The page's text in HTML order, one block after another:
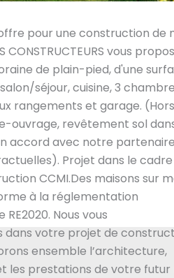
pour une construction de
CONSTRUCTEURS vous
de plain-pied, d'une
séjour, cuisine, 3
rangements et garage.
ouvrage, revêtement sol
accord avec notre
Projet dans le cadre
CCMI.Des maisons sur
à la réglementation
Nous vous
dans votre projet de
ensemble l’architecture,
les prestations de votre futur